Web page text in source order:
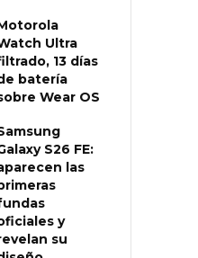
Ultra
13 días
batería
Wear OS
S26 FE:
las
y
su